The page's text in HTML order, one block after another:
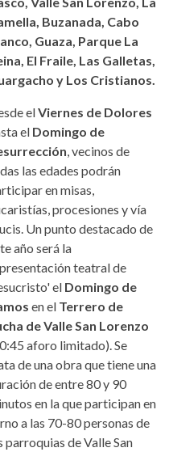
Buzanada, Cabo
Guaza, Parque La
El Fraile, Las Galletas,
y Los Cristianos.
elViernes de Dolores
el Domingo de
, vecinos de
las edades podrán
en misas,
procesiones y vía
Un punto destacado de
año será la
teatral de
el Domingo de
en el Terrero de
de Valle San Lorenzo
aforo limitado). Se
de una obra que tiene una
de entre 80 y 90
en la que participan en
a las 70-80 personas de
parroquias de Valle San